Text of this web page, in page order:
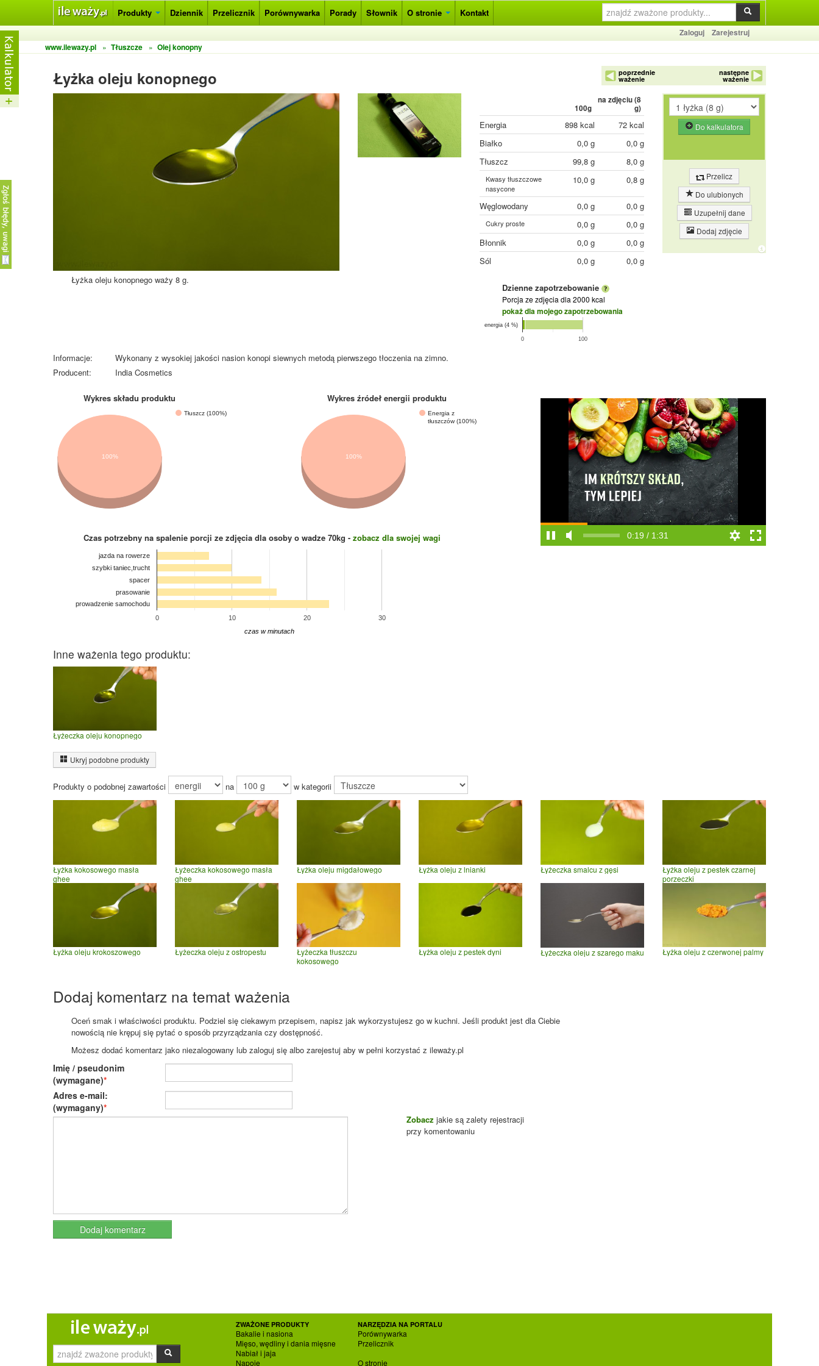
Produkty Dziennik Przelicznik Porównywarka Porady Słownik O stronie Kontakt
Zaloguj
Zarejestruj
www.ilewazy.pl
» Tłuszcze » Olej konopny
Łyżka oleju konopnego poprzednie
ważenie
następne
ważenie
Łyżka oleju konopnego waży 8 g.
100g
na zdjęciu (8
g)
Energia 898 kcal
72 kcal
Białko
0,0 g
0,0 g
Tłuszcz
99,8 g 8,0 g
Kwasy tłuszczowe
nasycone
10,0 g 0,8 g
Węglowodany 0,0 g 0,0 g
Cukry proste 0,0 g
0,0 g
Błonnik
0,0 g
0,0 g
Sól
0,0 g 0,0 g
Dzienne zapotrzebowanie
Porcja ze zdjęcia dla 2000 kcal
pokaż dla mojego zapotrzebowania
0 100
energia (4 %)
Do kalkulatora
Przelicz
Do ulubionych
Uzupełnij dane
Dodaj zdjęcie
Informacje:
Wykonany z wysokiej jakości nasion konopi siewnych metodą pierwszego tłoczenia na zimno.
Producent:
India Cosmetics
Wykres składu produktu
Tłuszcz (100%)
100%
Wykres źródeł energii produktu
Energia z
tłuszczów (100%)
100%
Czas potrzebny na spalenie porcji ze zdjęcia dla osoby o wadze 70kg - zobacz dla swojej wagi
0 10 20 30
jazda na rowerze
szybki taniec,trucht
spacer
prasowanie
prowadzenie samochodu
czas w minutach
0:19 / 1:31
Inne ważenia tego produktu:
Łyżeczka oleju konopnego
Ukryj podobne produkty
Produkty o podobnej zawartości na w kategorii
Łyżka kokosowego masła
ghee
Łyżeczka kokosowego masła
ghee
Łyżka oleju migdałowego Łyżka oleju z lnianki Łyżeczka smalcu z gęsi
Łyżka oleju z pestek czarnej
porzeczki
Łyżka oleju krokoszowego Łyżeczka oleju z ostropestu
Łyżeczka tłuszczu
kokosowego
Łyżka oleju z pestek dyni Łyżeczka oleju z szarego maku Łyżka oleju z czerwonej palmy
Dodaj komentarz na temat ważenia
Oceń smak i właściwości produktu. Podziel się ciekawym przepisem, napisz jak wykorzystujesz go w kuchni. Jeśli produkt jest dla Ciebie
nowością nie krępuj się pytać o sposób przyrządzania czy dostępność.
Możesz dodać komentarz jako niezalogowany lub zaloguj się albo zarejestuj aby w pełni korzystać z ileważy.pl
Imię / pseudonim
(wymagane)
Adres e-mail:
(wymagany)
Zobacz jakie są zalety rejestracji
przy komentowaniu
ZWAŻONE PRODUKTY
Bakalie i nasiona
Mięso, wędliny i dania mięsne
Nabiał i jaja
Napoje
NARZĘDZIA NA PORTALU
Porównywarka
Przelicznik
O stronie